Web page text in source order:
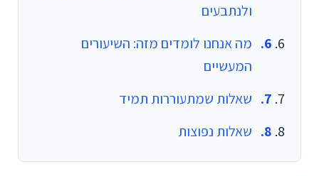
ולנתבעים
מה אנחנו לומדים מזה: השיעורים
המעשיים
שאלות שמתעוררות תמיד
שאלות נפוצות